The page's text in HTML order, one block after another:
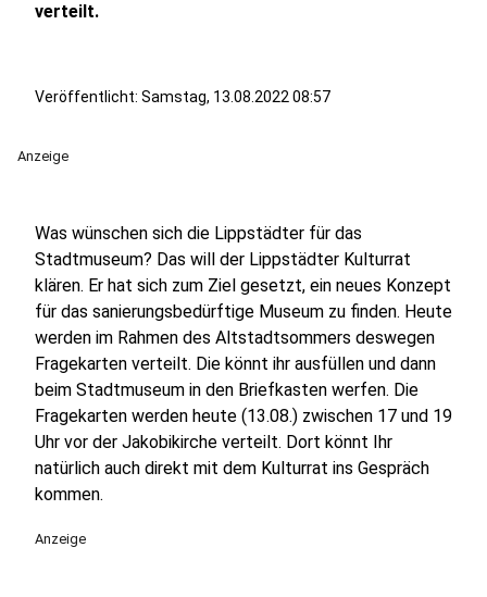
verteilt.
Veröffentlicht: Samstag, 13.08.2022 08:57
Anzeige
Was wünschen sich die Lippstädter für das
Stadtmuseum? Das will der Lippstädter Kulturrat
klären. Er hat sich zum Ziel gesetzt, ein neues Konzept
für das sanierungsbedürftige Museum zu finden. Heute
werden im Rahmen des Altstadtsommers deswegen
Fragekarten verteilt. Die könnt ihr ausfüllen und dann
beim Stadtmuseum in den Briefkasten werfen. Die
Fragekarten werden heute (13.08.) zwischen 17 und 19
Uhr vor der Jakobikirche verteilt. Dort könnt Ihr
natürlich auch direkt mit dem Kulturrat ins Gespräch
kommen.
Anzeige